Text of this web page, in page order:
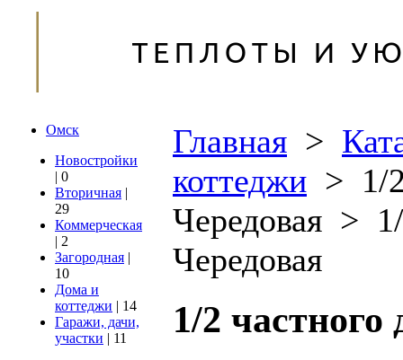
Омск
Новостройки
| 0
Вторичная |
29
Коммерческая
| 2
Загородная |
10
Дома и
коттеджи | 14
Гаражи, дачи,
участки | 11
Главная >
коттеджи > 1/
Чередовая >
Чередовая
1/2